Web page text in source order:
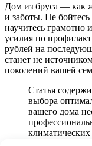
Дом из бруса — как
и заботы. Не бойтесь
научитесь
усилия по
рублей на
станет не
поколений вашей
Статья
выбора
вашего дома
климатических